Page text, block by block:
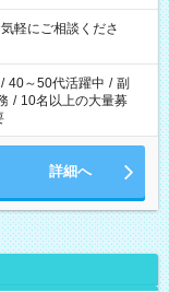
軽にご相談くださ
/ 40～50代活躍中 / 副
/ 10名以上の大量募
詳細へ